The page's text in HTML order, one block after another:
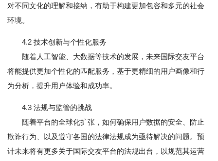
对不同文化的理解和接纳，有助于构建更加包容和多元的社会
环境。
4.2 技术创新与个性化服务
随着人工智能、大数据等技术的发展，未来国际交友平台
将能提供更加个性化的匹配服务，基于更精细的用户画像和行
为分析，提升用户体验和成功率。
4.3 法规与监管的挑战
随着平台的全球化扩张，如何确保用户数据的安全、防止
欺诈行为、以及遵守各国的法律法规成为亟待解决的问题。预
计未来将有更多关于国际交友平台的法规出台，以规范其运营